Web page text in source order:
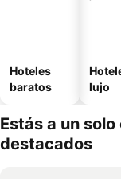
Hoteles
baratos
lujo
Estás a un
destacados